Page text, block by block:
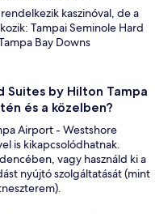
kaszinóval, de a
Tampai Seminole Hard
Bay Downs
Suites by Hilton Tampa
és a közelben?
Airport - Westshore
is kikapcsolódhatnak.
vagy használd ki a
nyújtó szolgáltatását (mint